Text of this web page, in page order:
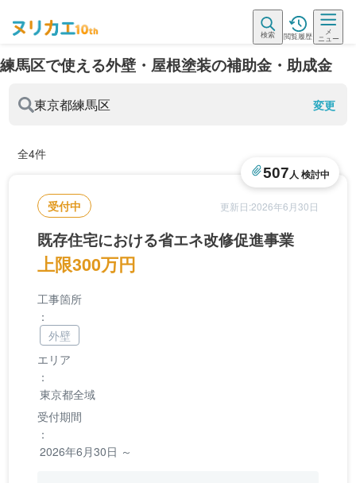
検索 閲覧履歴
メ
ニュー
練馬区で使える外壁・屋根塗装の補助金・助成金
東京都練馬区 変更
全4件
受付中 更新日:2026年6月30日
既存住宅における省エネ改修促進事業
上限300万円
507人 検討中
エリア
：
東京都全域
受付期間
：
2026年6月30日 ～
工事箇所
：
外壁